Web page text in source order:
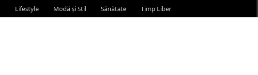
Lifestyle Modă și Stil Sănătate Timp Liber